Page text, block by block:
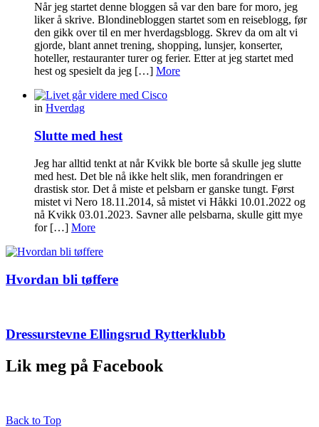
Når jeg startet denne bloggen så var den bare for moro, jeg
liker å skrive. Blondinebloggen startet som en reiseblogg, før
den gikk over til en mer hverdagsblogg. Skrev da om alt vi
gjorde, blant annet trening, shopping, lunsjer, konserter,
hoteller, restauranter turer og ferier. Etter at jeg startet med
hest og spesielt da jeg […] More
in Hverdag
Slutte med hest
Jeg har alltid tenkt at når Kvikk ble borte så skulle jeg slutte
med hest. Det ble nå ikke helt slik, men forandringen er
drastisk stor. Det å miste et pelsbarn er ganske tungt. Først
mistet vi Nero 18.11.2014, så mistet vi Håkki 10.01.2022 og
nå Kvikk 03.01.2023. Savner alle pelsbarna, skulle gitt mye
for […] More
Hvordan bli tøffere
Dressurstevne Ellingsrud Rytterklubb
Lik meg på Facebook
Back to Top